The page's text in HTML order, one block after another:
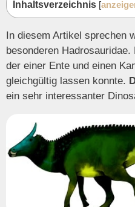
Inhaltsverzeichnis [
In diesem Artikel sprechen
besonderen
der einer Ente und einen
gleichgültig lassen konnte.
ein sehr interessanter